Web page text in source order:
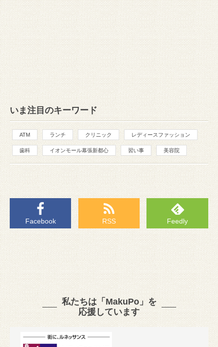
いま注目のキーワード
ATM ランチ クリニック レディースファッション
歯科 イオンモール幕張新都心 習い事 美容院
Facebook RSS Feedly
私たちは「MakuPo」を
応援しています